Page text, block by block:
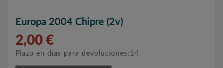
Europa 2004 Chipre (2v)
2,00 €
Plazo en días para devoluciones:14